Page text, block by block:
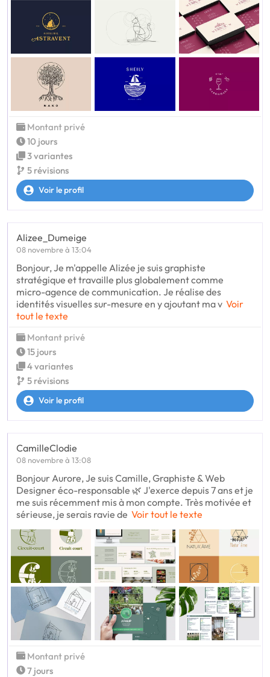
Montant privé
10 jours
3 variantes
5 révisions
Voir le profil
Alizee_Dumeige
08 novembre à 13:04
Bonjour, Je m'appelle Alizée je suis graphiste
stratégique et travaille plus globalement comme
micro-agence de communication. Je réalise des
identités visuelles sur-mesure en y ajoutant ma v Voir
tout le texte
Montant privé
15 jours
4 variantes
5 révisions
Voir le profil
CamilleClodie
08 novembre à 13:08
Bonjour Aurore, Je suis Camille, Graphiste & Web
Designer éco-responsable 🌿 J'exerce depuis 7 ans et je
me suis récemment mis à mon compte. Très motivée et
sérieuse, je serais ravie de Voir tout le texte
Montant privé
7 jours